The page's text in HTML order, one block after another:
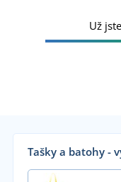
Už
Tašky a batohy -